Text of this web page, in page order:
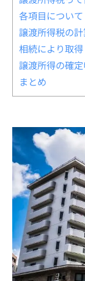
各項目について
譲渡所得税の
相続により取
譲渡所得の確
まとめ